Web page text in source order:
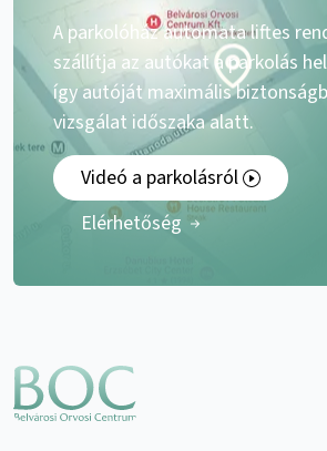
A parkolóház automata liftes
szállítja az autókat a parkolás
így autóját maximális
vizsgálat időszaka alatt.
Videó a parkolásról
Elérhetőség